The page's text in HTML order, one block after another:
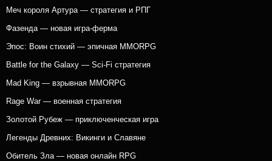
Меч короля Артура — стратегия и РПГ
Фазенда — новая игра-ферма
Эпос: Воин стихий — эпичная MMORPG
Battle for the Galaxy — Sci-Fi стратегия
Mad King — взрывная MMORPG
Rage War — военная стратегия
Золотой Рубеж — приключенческая игра
Легенды Древних: Викинги и Славяне
Обитель Зла — новая онлайн RPG